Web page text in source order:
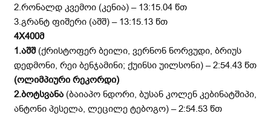
2.რონალდ კვემოი (კენია) – 13:15.04 წთ
3.გრანტ ფიშერი (აშშ) – 13:15.13 წთ
4X400მ
1.აშშ (ქრისტოფერ ბეილი, ვერნონ ნორვუდი, ბრიუს
დედმონი, რეი ბენჯამინი; ქუინსი უილსონი) – 2:54.43 წთ
(ოლიმპიური რეკორდი)
2.ბოტსვანა (ბაიაპო ნდორი, ბუსან კოლენ კებინატშიპი,
ანტონი პესელა, ლეცილე ტებოგო) – 2:54.53 წთ